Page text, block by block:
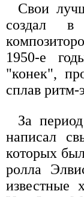
Свои
создал в
1950-е
"конек",
сплав
За
написал
которых
ролла
известные